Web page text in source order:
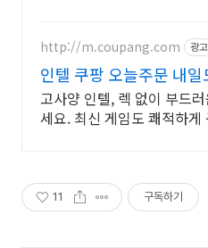
http://m.coupang.com 광고
인텔 쿠팡 오늘주문 내일
고사양 인텔, 렉 없이 부드
세요. 최신 게임도 쾌적하
11 구독하기